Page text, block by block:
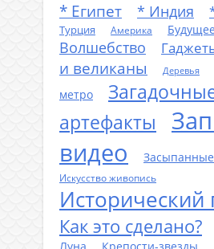
* Египет * Индия
Турция
Америка Будущее
Волшебство
и великаны
Деревья
метро
артефакты
видео
Засыпанные
Искусство живопись
Исторический
Как это сделано?